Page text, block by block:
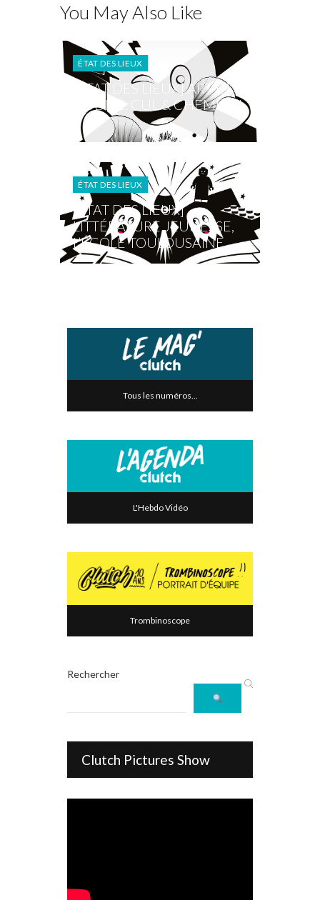
You May Also Like
ÉTAT DES LIEUX
[ÉTAT DES LIEUX] ART ET
NUDITÉ, CUL & CHEMISE !
ÉTAT DES LIEUX
[ÉTAT DES LIEUX]
LITTÉRATURE JEUNESSE,
L’ÉCOLE TOULOUSAINE
Tous les numéros...
L'Hebdo Vidéo
Trombinoscope
Rechercher
Clutch Pictures Show